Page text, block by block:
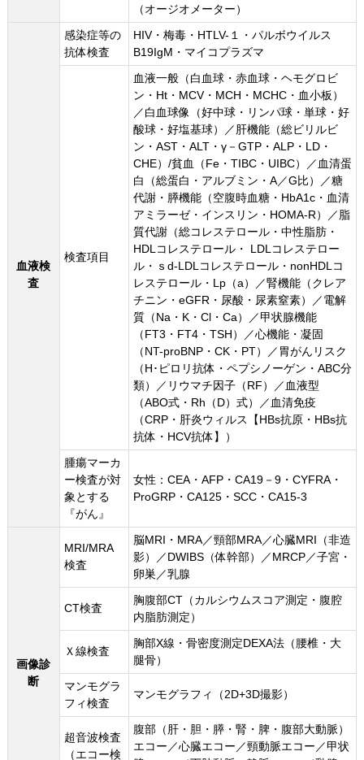
（オージオメーター）
血液検
査
感染症等の
抗体検査
HIV・梅毒・HTLV-１・パルボウイルス
B19IgM・マイコプラズマ
検査項目
⾎液⼀般（白血球・赤血球・ヘモグロビ
ン・Ht・MCV・MCH・MCHC・血小板）
／⽩⾎球像（好中球・リンパ球・単球・好
酸球・好塩基球）／肝機能（総ビリルビ
ン・AST・ALT・γ－GTP・ALP・LD・
CHE）/貧血（Fe・TIBC・UIBC）／⾎清蛋
⽩（総蛋白・アルブミン・A／G比）／糖
代謝・膵機能（空腹時血糖・HbA1c・血清
アミラーゼ・インスリン・HOMA-R）／脂
質代謝（総コレステロール・中性脂肪・
HDLコレステロール・ LDLコレステロー
ル・ｓd-LDLコレステロール・nonHDLコ
レステロール・Lp（a）／腎機能（クレア
チニン・eGFR・尿酸・尿素窒素）／電解
質（Na・K・Cl・Ca）／甲状腺機能
（FT3・FT4・TSH）／⼼機能・凝固
（NT-proBNP・CK・PT）／胃がんリスク
（H･ピロリ抗体・ペプシノーゲン・ABC分
類）／リウマチ因子（RF）／血液型
（ABO式・Rh（D）式）／血清免疫
（CRP・肝炎ウィルス【HBs抗原・HBs抗
抗体・HCV抗体】）
腫瘍マーカ
ー検査が対
象とする
『がん』
女性：CEA・AFP・CA19－9・CYFRA・
ProGRP・CA125・SCC・CA15-3
画像診
断
MRI/MRA
検査
脳MRI・MRA／頸部MRA／心臓MRI（非造
影）／DWIBS（体幹部）／MRCP／子宮・
卵巣／乳腺
CT検査
胸腹部CT（カルシウムスコア測定・腹腔
内脂肪測定）
Ｘ線検査
胸部X線・骨密度測定DEXA法（腰椎・大
腿骨）
マンモグラ
フィ検査
マンモグラフィ（2D+3D撮影）
超音波検査
（エコー検
腹部（肝・胆・膵・腎・脾・腹部大動脈）
エコー／心臓エコー／頸動脈エコー／甲状